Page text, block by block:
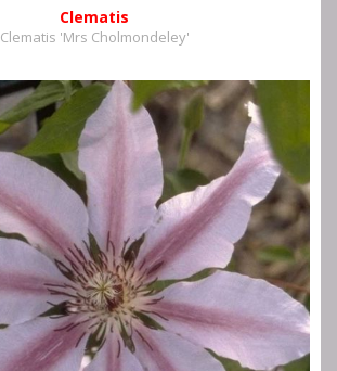
Clematis
Clematis 'Mrs Cholmondeley'